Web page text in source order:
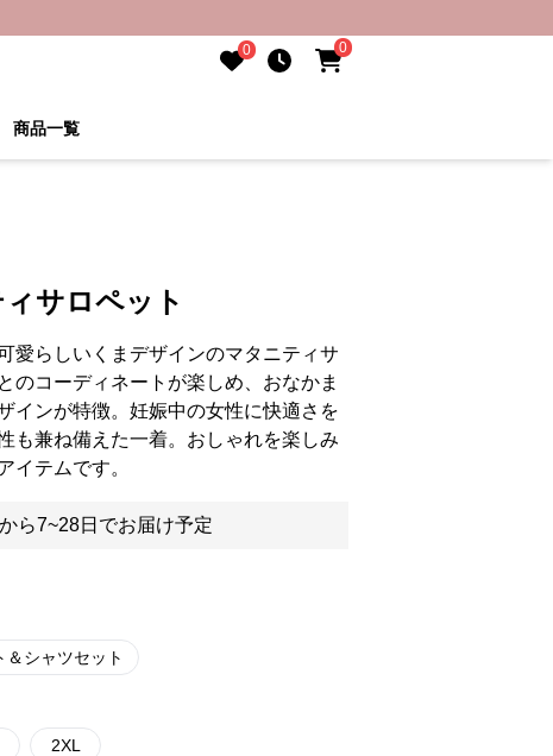
0 0
商品一覧
サロペット
愛らしいくまデザインのマタニティサ
のコーディネートが楽しめ、おなかま
インが特徴。妊娠中の女性に快適さを
も兼ね備えた一着。おしゃれを楽しみ
イテムです。
ら7~28日でお届け予定
＆シャツセット
2XL